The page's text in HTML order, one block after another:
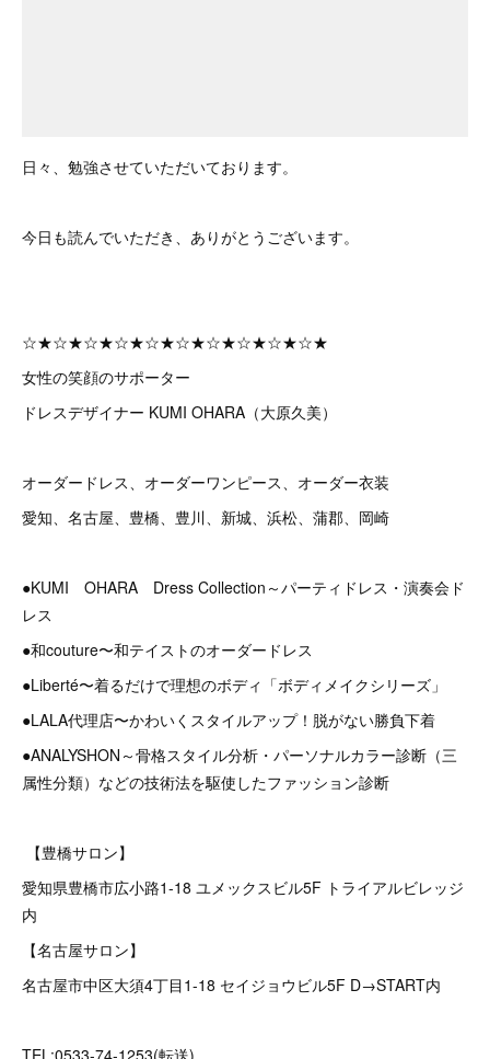
日々、勉強させていただいております。
今日も読んでいただき、ありがとうございます。
☆★☆★☆★☆★☆★☆★☆★☆★☆★☆★
女性の笑顔のサポーター
ドレスデザイナー KUMI OHARA（大原久美）
オーダードレス、オーダーワンピース、オーダー衣装
愛知、名古屋、豊橋、豊川、新城、浜松、蒲郡、岡崎
●KUMI OHARA Dress Collection～パーティドレス・演奏会ド
レス
●和couture〜和テイストのオーダードレス
●Liberté〜着るだけで理想のボディ「ボディメイクシリーズ」
●LALA代理店〜かわいくスタイルアップ！脱がない勝負下着
●ANALYSHON～骨格スタイル分析・パーソナルカラー診断（三
属性分類）などの技術法を駆使したファッション診断
【豊橋サロン】
愛知県豊橋市広小路1-18 ユメックスビル5F トライアルビレッジ
内
【名古屋サロン】
名古屋市中区大須4丁目1-18 セイジョウビル5F D→START内
TEL:0533-74-1253(転送)